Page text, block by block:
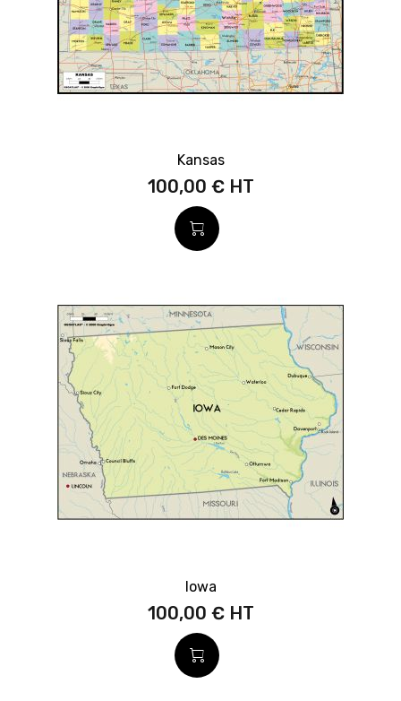
Kansas
100,00 €
Iowa
100,00 €